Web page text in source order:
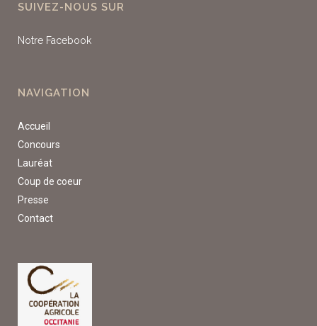
SUIVEZ-NOUS SUR
Notre Facebook
NAVIGATION
Accueil
Concours
Lauréat
Coup de coeur
Presse
Contact